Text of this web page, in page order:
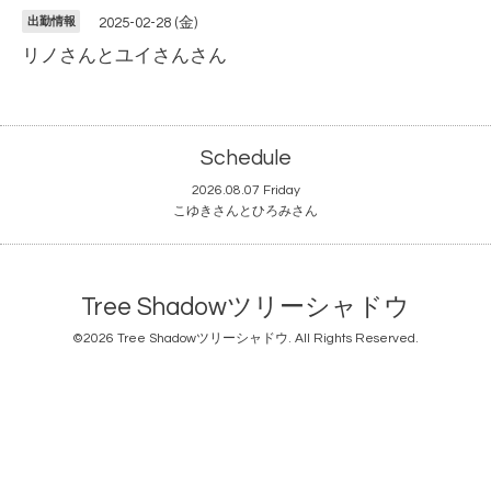
出勤情報 2025-02-28 (金)
リノさんとユイさんさん
Schedule
2026.08.07 Friday
こゆきさんとひろみさん
Tree Shadowツリーシャドウ
©2026 Tree Shadowツリーシャドウ. All Rights Reserved.